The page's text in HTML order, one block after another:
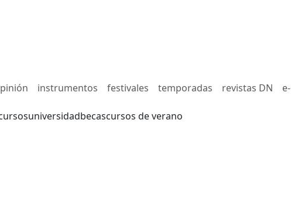
instrumentos festivales temporadas revistas DN
universidadbecascursos de verano